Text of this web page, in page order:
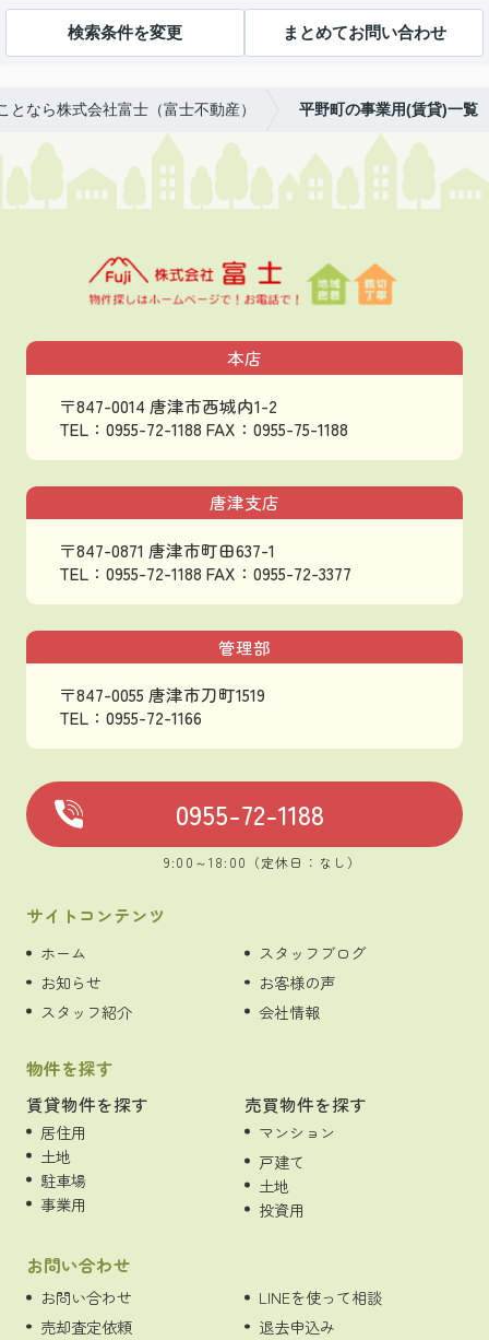
検索条件を変更 まとめてお問い合わせ
となら株式会社富士（富士不動産） 平野町の事業用(賃貸)一覧
本店
〒847-0014 唐津市西城内1-2
TEL：0955-72-1188 FAX：0955-75-1188
唐津支店
〒847-0871 唐津市町田637-1
TEL：0955-72-1188 FAX：0955-72-3377
管理部
〒847-0055 唐津市刀町1519
TEL：0955-72-1166
0955-72-1188
9:00～18:00（定休日：なし）
サイトコンテンツ
ホーム
お知らせ
スタッフ紹介
スタッフブログ
お客様の声
会社情報
物件を探す
賃貸物件を探す
居住用
土地
駐車場
事業用
売買物件を探す
マンション
戸建て
土地
投資用
お問い合わせ
お問い合わせ
売却査定依頼
LINEを使って相談
退去申込み